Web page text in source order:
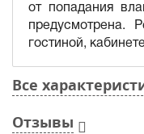
от попадания
предусмотрена.
гостиной,
Все
Отзывы